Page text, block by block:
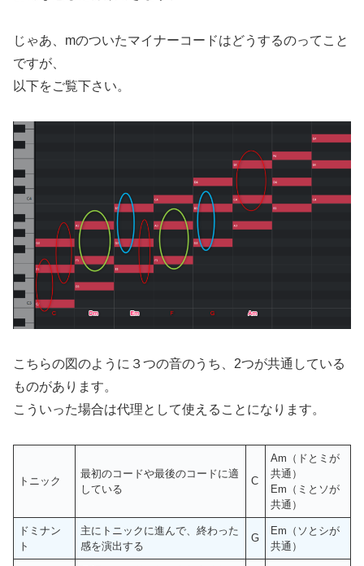
じゃあ、mのついたマイナーコードはどうするのってこと
ですが、
以下をご覧下さい。
こちらの図のように３つの音のうち、2つが共通している
ものがあります。
こういった場合は代理として使えることになります。
トニック
最初のコードや最後のコードに適
している
C
Am（ドとミが
共通）
Em（ミとソが
共通）
ドミナン
ト
主にトニックに進んで、終わった
感を演出する
G
Em（ソとシが
共通）